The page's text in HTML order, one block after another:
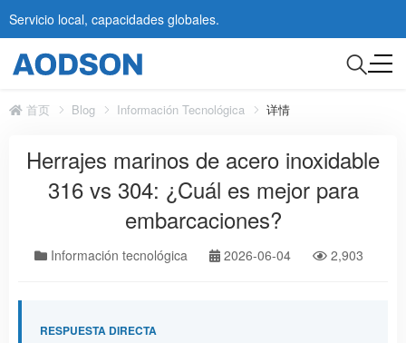
Servicio local, capacidades globales.
首页 Blog Información Tecnológica 详情
Herrajes marinos de acero inoxidable
316 vs 304: ¿Cuál es mejor para
embarcaciones?
Información tecnológica 2026-06-04 2,903
RESPUESTA DIRECTA